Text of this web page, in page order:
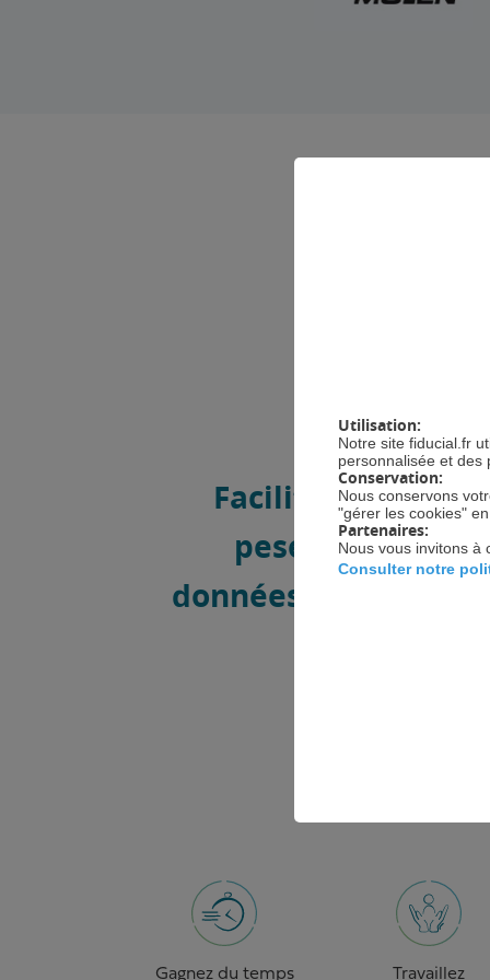
Facilitez le
pesée et
données
votre
Gagnez du temps
Travaillez
Utilisation:
Notre site fiducial.fr
personnalisée et des
Conservation:
Nous conservons
"gérer les cookies"
Partenaires:
Nous vous invitons à
Consulter notre